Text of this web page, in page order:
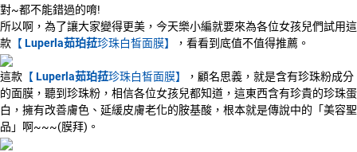
對~都不能錯過的唷!
所以啊，為了讓大家變得更美，今天樂小編就要來為各位女孩兒們試用這
款 【Luperla茹珀菈珍珠白皙面膜】 ，看看到底值不值得推薦。
這款 【Luperla茹珀菈珍珠白皙面膜】
，顧名思義，就是含有珍珠粉成分
的面膜，聽到珍珠粉，相信各位女孩兒都知道，這東西含有珍貴的珍珠蛋
白，擁有改善膚色、延緩皮膚老化的胺基酸，根本就是傳說中的「美容聖
品」啊~~~(膜拜)。